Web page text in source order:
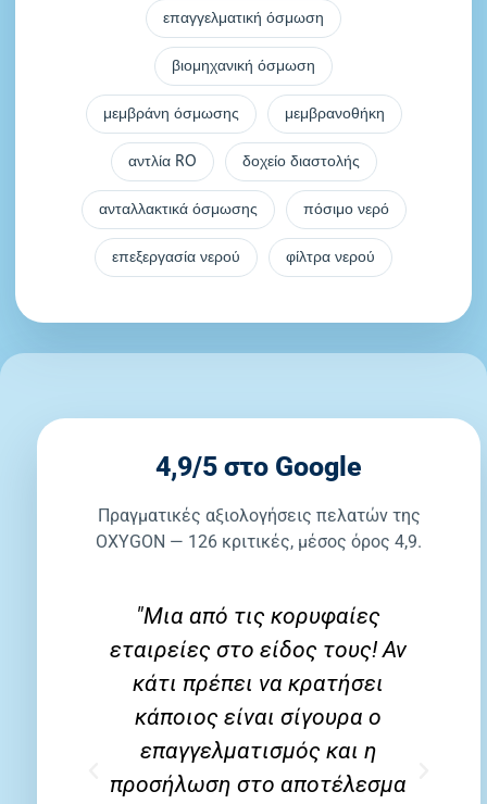
επαγγελματική όσμωση
βιομηχανική όσμωση
μεμβράνη όσμωσης μεμβρανοθήκη
αντλία RO δοχείο διαστολής
ανταλλακτικά όσμωσης πόσιμο νερό
επεξεργασία νερού φίλτρα νερού
4,9/5 στο Google
Πραγματικές αξιολογήσεις πελατών της
OXYGON — 126 κριτικές, μέσος όρος 4,9.
"Μια από τις κορυφαίες
εταιρείες στο είδος τους! Αν
κάτι πρέπει να κρατήσει
κάποιος είναι σίγουρα ο
επαγγελματισμός και η
προσήλωση στο αποτέλεσμα